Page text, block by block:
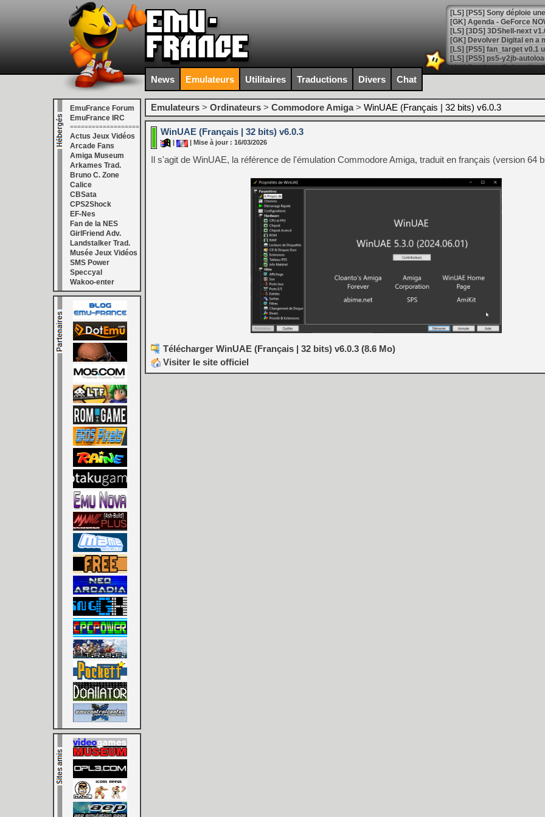
[GK] Agenda - GeForce
[GK] Devolver Digital en a
[LS] [PS5] ps5-y2jb-
[GK] Pourquoi Marvel
[GK] Test : Restory : Chill
[GK] GTA 6 : Rockstar
[GK] Hot Wheels Infinite
[GK] Mémoire cash -
[GK] Résultats Nintendo :
[GK] Déjà des
[Mo5] Brickboy cherche à
[GK] Minecraft et ses «
[GK] Beast of
[GK] Ubisoft : fin de partie
[GK] Mémoire cash -
[GK] Dan Houser (GTA)
[GK] Comment EA Sports
[GK] Crimson Moon : un
[GK] Isle of Reveries : le
[GK] Moonlighter 2 : The
[GK] Capcom relance
[Mo5] Deux inédits du
[GK] Le beat'em up The
[GK] Endless Legend 2 :
[LS] [PS5] Le WebKit
[GK] Oubliez Crazy Taxi,
[LS] [Switch] NSZ 5.0.0
[GK] No More Room in
News Emulateurs Utilitaires Traductions Divers Chat
EmuFrance Forum
EmuFrance IRC
===================
Actus Jeux Vidéos
Arcade Fans
Amiga Museum
Arkames Trad.
Bruno C. Zone
Calice
CBSata
CPS2Shock
EF-Nes
Fan de la NES
GirlFriend Adv.
Landstalker Trad.
Musée Jeux Vidéos
SMS Power
Speccyal
Wakoo-enter
Emulateurs > Ordinateurs > Commodore Amiga> WinUAE (Français | 32 bits) v6.0.3
WinUAE (Français | 32 bits) v6.0.3
| Mise à jour : 16/03/2026
Il s'agit de WinUAE, la référence de l'émulation Commodore Amiga, traduit en français (version 64
Télécharger WinUAE (Français | 32 bits) v6.0.3 (8.6 Mo)
Visiter le site officiel